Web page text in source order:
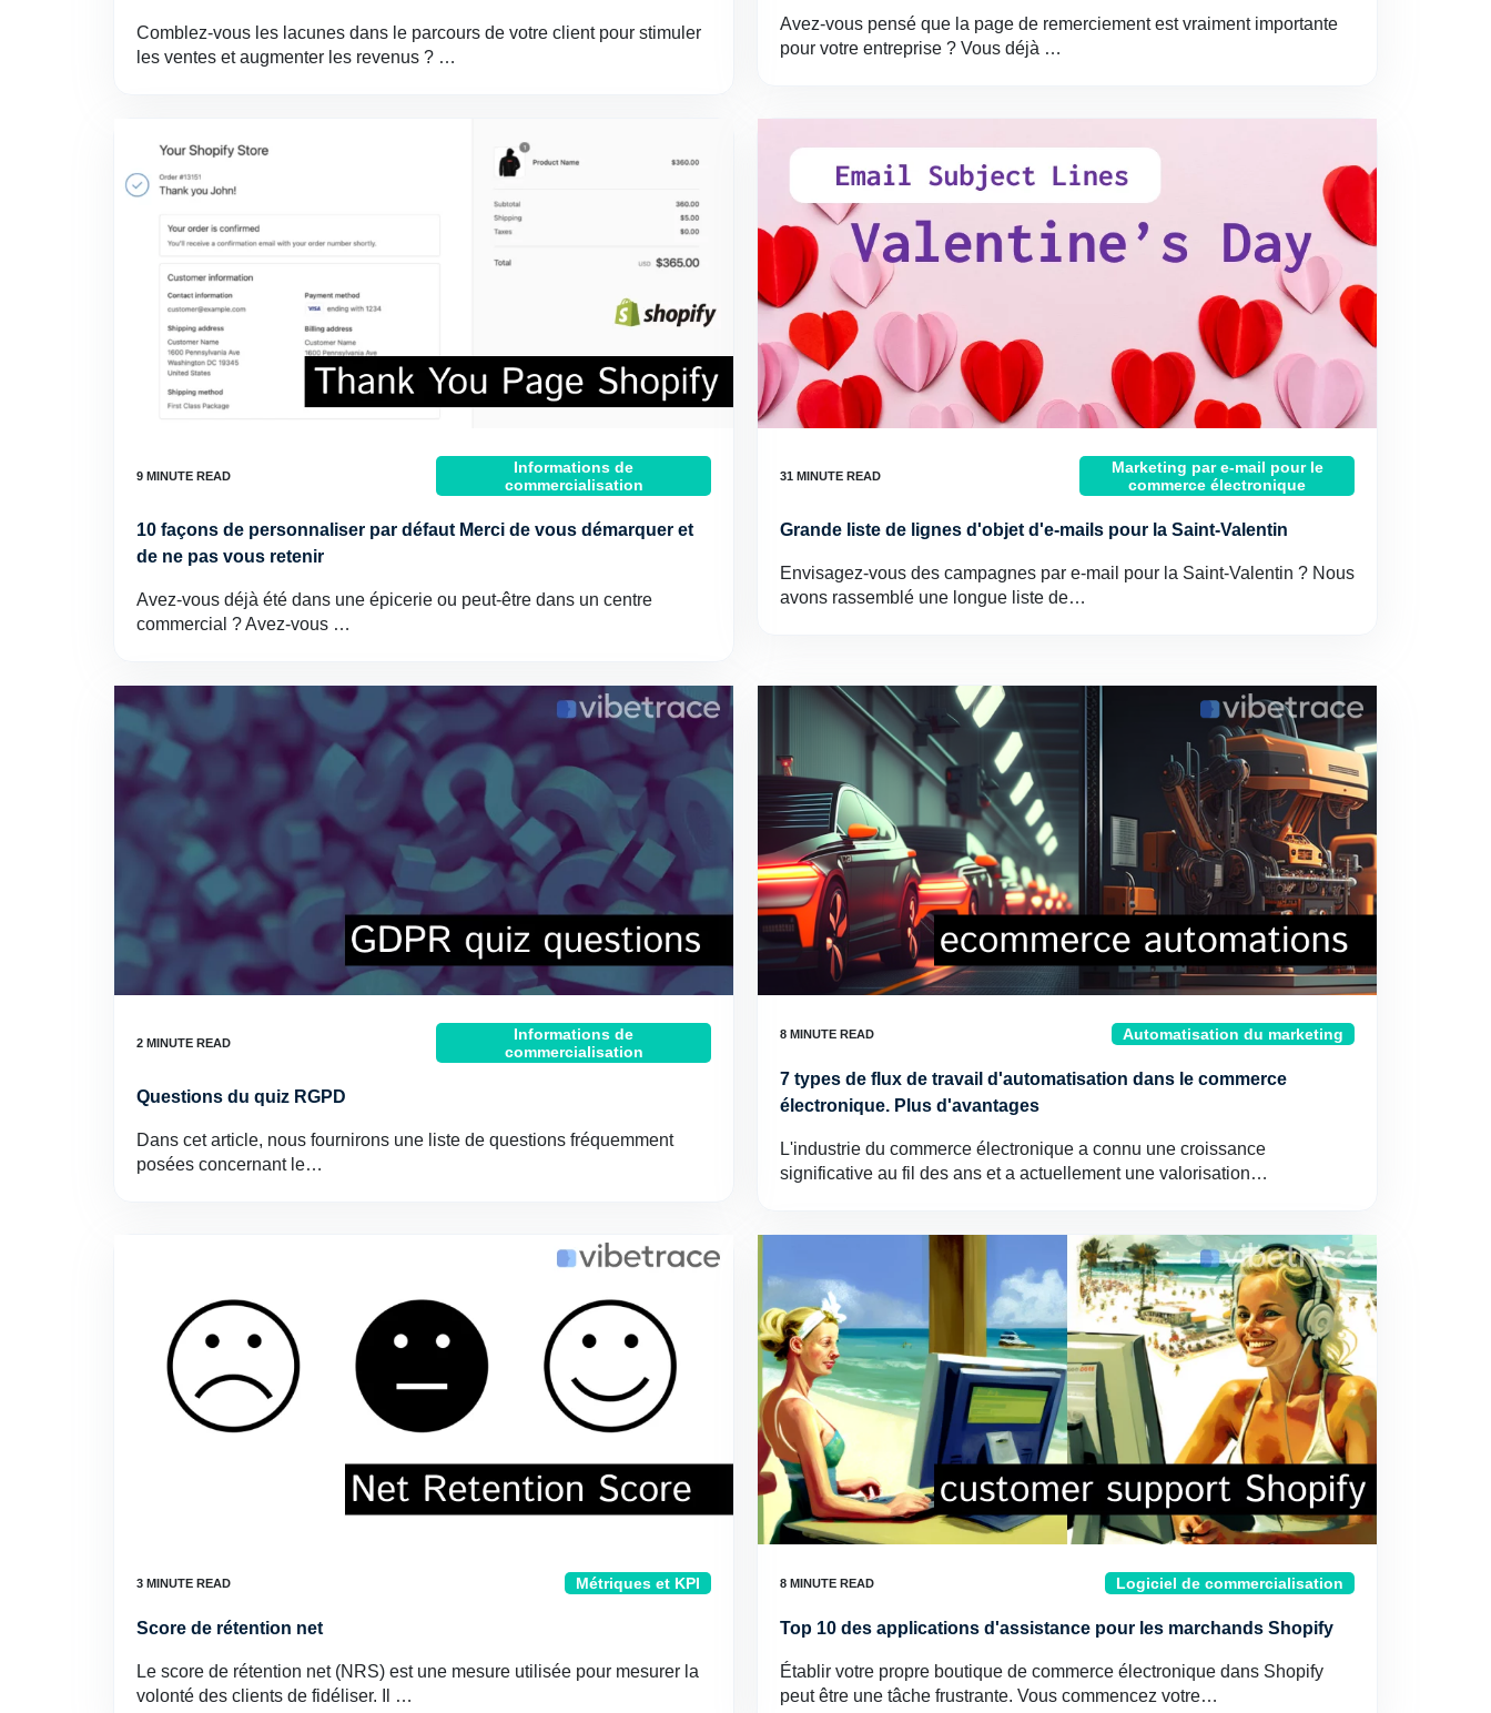
Comblez-vous les lacunes dans le parcours de votre client pour stimuler
les ventes et augmenter les revenus ? …
Avez-vous pensé que la page de remerciement est vraiment importante
pour votre entreprise ? Vous déjà …
Informations de
commercialisation
10 façons de personnaliser par défaut Merci de vous démarquer et
de ne pas vous retenir
Avez-vous déjà été dans une épicerie ou peut-être dans un centre
commercial ? Avez-vous …
Marketing par e-mail pour le
commerce électronique
Grande liste de lignes d'objet d'e-mails pour la Saint-Valentin
Envisagez-vous des campagnes par e-mail pour la Saint-Valentin ? Nous
avons rassemblé une longue liste de…
Informations de
commercialisation
Questions du quiz RGPD
Dans cet article, nous fournirons une liste de questions fréquemment
posées concernant le…
Automatisation du marketing
7 types de flux de travail d'automatisation dans le commerce
électronique. Plus d'avantages
L'industrie du commerce électronique a connu une croissance
significative au fil des ans et a actuellement une valorisation…
Métriques et KPI
Score de rétention net
Le score de rétention net (NRS) est une mesure utilisée pour mesurer la
volonté des clients de fidéliser. Il …
Logiciel de commercialisation
Top 10 des applications d'assistance pour les marchands Shopify
Établir votre propre boutique de commerce électronique dans Shopify
peut être une tâche frustrante. Vous commencez votre…